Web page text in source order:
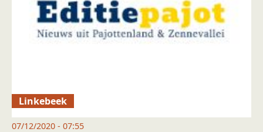
Linkebeek
07/12/2020 - 07:55